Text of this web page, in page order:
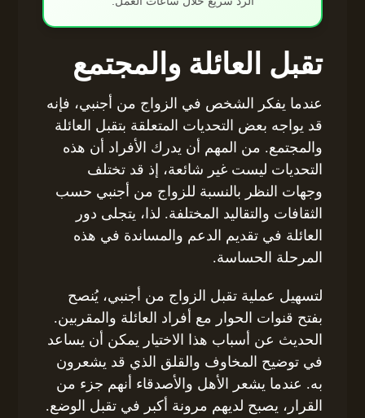
تقبل العائلة والمجتمع
عندما يفكر الشخص في الزواج من أجنبي، فإنه
قد يواجه بعض التحديات المتعلقة بتقبل العائلة
والمجتمع. من المهم أن يدرك الأفراد أن هذه
التحديات ليست غير شائعة، إذ قد تختلف
وجهات النظر بالنسبة للزواج من أجنبي حسب
الثقافات والتقاليد المختلفة. لذا، يتجلى دور
العائلة في تقديم الدعم والمساندة في هذه
المرحلة الحساسة.
لتسهيل عملية تقبل الزواج من أجنبي، يُنصح
بفتح قنوات الحوار مع أفراد العائلة والمقربين.
الحديث عن أسباب هذا الاختيار يمكن أن يساعد
في توضيح المخاوف والقلق الذي قد يشعرون
به. عندما يشعر الأهل والأصدقاء أنهم جزء من
القرار، يصبح لديهم مرونة أكبر في تقبل الوضع.